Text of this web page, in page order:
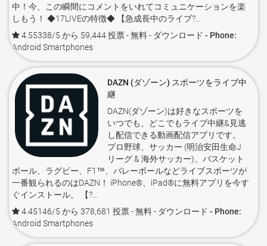
中！今、この瞬間にコメントをいれてコミュニケーションを楽
しもう！ ◆17LIVEの特徴◆ 【急成長中のライブ?...
4.55338/5 から 59,444 投票- 無料 - ダウンロード - Phone:
Android Smartphones
DAZN (ダゾーン) スポーツをライブ中
継
DAZN(ダゾーン)は好きなスポーツを
いつでも、どこでもライブ中継&見逃
し配信できる動画配信アプリです。
プロ野球、サッカー (明治安田生命J
リーグ & 海外サッカー)、バスケット
ボール、ラグビー、F1™、バレーボールなどライブスポーツが
一番観られるのはDAZN！ iPhone®、iPad®に無料アプリを今す
ぐインストール。 【?...
4.45146/5 から 378,681 投票- 無料 - ダウンロード - Phone:
Android Smartphones